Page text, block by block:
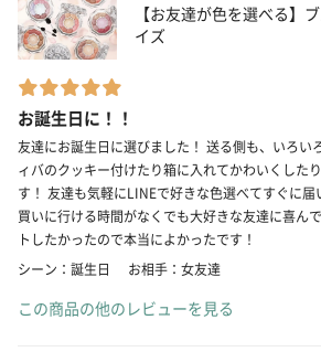
【お友達が色を選べる】
イズ
お誕生日に！！
友達にお誕生日に選びました！ 送る側も、いろい
ィバのクッキー付けたり箱に入れてかわいくした
す！ 友達も気軽にLINEで好きな色選べてすぐに
買いに行ける時間がなくでも大好きな友達に喜ん
トしたかったので本当によかったです！
シーン：誕生日
お相手：女友達
この商品の他のレビューを見る